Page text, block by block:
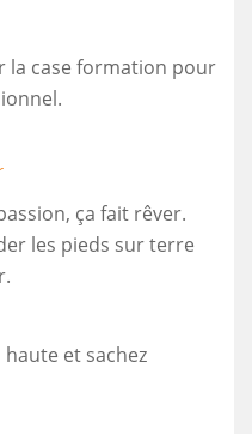
la case formation pour
ça fait rêver.
les pieds sur terre
et sachez